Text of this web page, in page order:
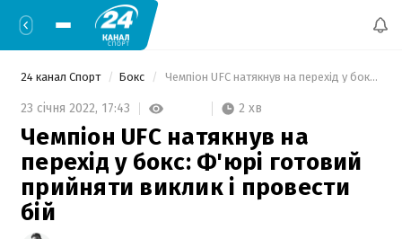
24 канал Спорт Бокс Чемпіон UFC натякнув на перехід у бокс: Ф'юрі готовий прийняти виклик і провести бій
23 січня 2022, 17:43 2 хв
Чемпіон UFC натякнув на
перехід у бокс: Ф'юрі готовий
прийняти виклик і провести
бій